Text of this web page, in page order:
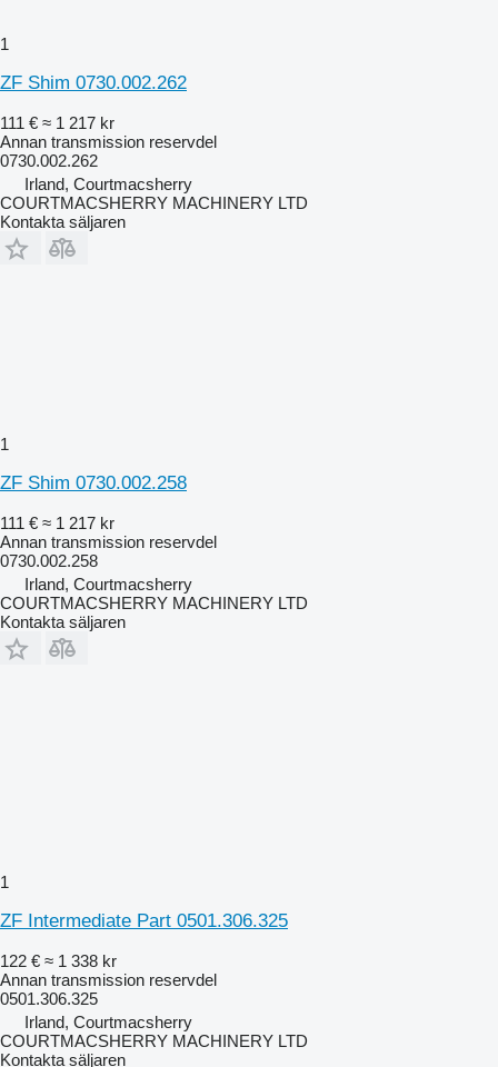
1
ZF Shim 0730.002.262
111 € ≈ 1 217 kr
Annan transmission reservdel
0730.002.262
Irland, Courtmacsherry
COURTMACSHERRY MACHINERY LTD
Kontakta säljaren
1
ZF Shim 0730.002.258
111 € ≈ 1 217 kr
Annan transmission reservdel
0730.002.258
Irland, Courtmacsherry
COURTMACSHERRY MACHINERY LTD
Kontakta säljaren
1
ZF Intermediate Part 0501.306.325
122 € ≈ 1 338 kr
Annan transmission reservdel
0501.306.325
Irland, Courtmacsherry
COURTMACSHERRY MACHINERY LTD
Kontakta säljaren